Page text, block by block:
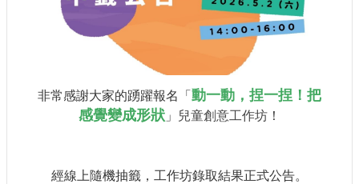
非常感謝大家的踴躍報名「 動一動，捏一捏！把
感覺變成形狀 」 兒童創意工作坊 ！
經線上隨機抽籤，工作坊錄取結果正式公告。